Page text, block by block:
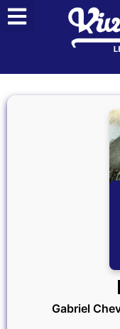
Gabriel